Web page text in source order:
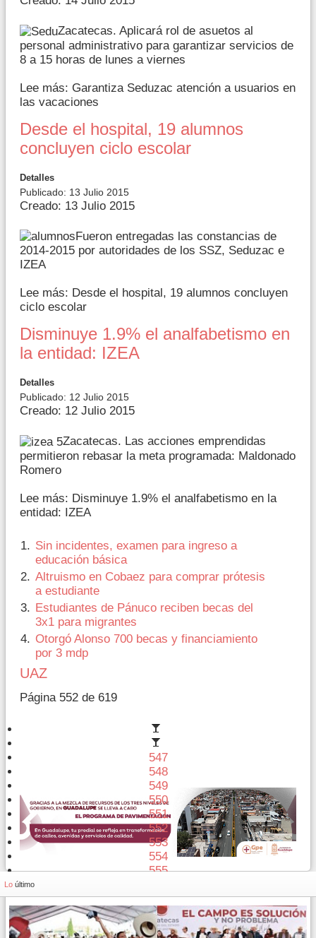
Zacatecas. Aplicará rol de asuetos al
personal administrativo para garantizar servicios de
8 a 15 horas de lunes a viernes
Lee más: Garantiza Seduzac atención a usuarios en
las vacaciones
Desde el hospital, 19 alumnos
concluyen ciclo escolar
Detalles
Publicado: 13 Julio 2015
Creado: 13 Julio 2015
Fueron entregadas las constancias de
2014-2015 por autoridades de los SSZ, Seduzac e
IZEA
Lee más: Desde el hospital, 19 alumnos concluyen
ciclo escolar
Disminuye 1.9% el analfabetismo en
la entidad: IZEA
Detalles
Publicado: 12 Julio 2015
Creado: 12 Julio 2015
Zacatecas. Las acciones emprendidas
permitieron rebasar la meta programada: Maldonado
Romero
Lee más: Disminuye 1.9% el analfabetismo en la
entidad: IZEA
Sin incidentes, examen para ingreso a
educación básica
Altruismo en Cobaez para comprar prótesis
a estudiante
Estudiantes de Pánuco reciben becas del
3x1 para migrantes
Otorgó Alonso 700 becas y financiamiento
por 3 mdp
UAZ
Página 552 de 619
547
548
549
550
551
552
553
554
555
Lo último